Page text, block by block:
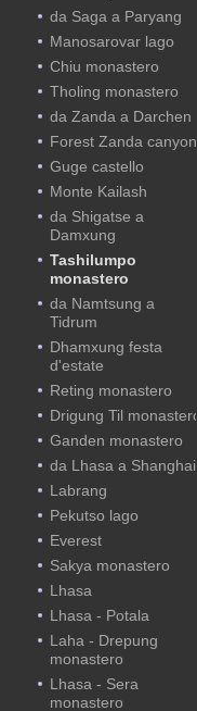
da Saga a Paryang
Manosarovar lago
Chiu monastero
Tholing monastero
da Zanda a Darchen
Forest Zanda canyon
Guge castello
Monte Kailash
da Shigatse a
Damxung
Tashilumpo
monastero
da Namtsung a
Tidrum
Dhamxung festa
d'estate
Reting monastero
Drigung Til monastero
Ganden monastero
da Lhasa a Shanghai
Labrang
Pekutso lago
Everest
Sakya monastero
Lhasa
Lhasa - Potala
Laha - Drepung
monastero
Lhasa - Sera
monastero